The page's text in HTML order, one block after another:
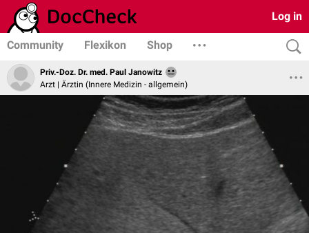
Log in
Community Flexikon Shop
Priv.-Doz. Dr. med. Paul Janowitz
Arzt | Ärztin (Innere Medizin - allgemein)